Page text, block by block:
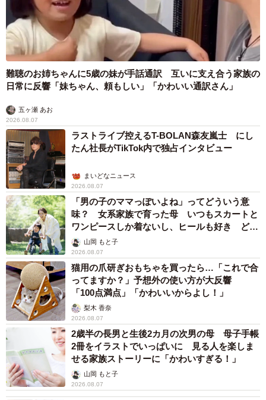
難聴のお姉ちゃんに5歳の妹が手話通訳 互いに支え合う家族の
日常に反響「妹ちゃん、頼もしい」「かわいい通訳さん」
五ヶ瀬 あお
2026.08.07
ラストライブ控えるT-BOLAN森友嵐士 にし
たん社長がTikTok内で独占インタビュー
まいどなニュース
2026.08.07
「男の子のママっぽいよね」ってどういう意
味？ 女系家族で育った母 いつもスカートと
ワンピースしか着ないし、ヒールも好き どの
へんが…
山岡 もと子
2026.08.07
猫用の爪研ぎおもちゃを買ったら…「これで合
ってますか？」予想外の使い方が大反響
「100点満点」「かわいいからよし！」
梨木 香奈
2026.08.07
2歳半の長男と生後2カ月の次男の母 母子手帳
2冊をイラストでいっぱいに 見る人を楽しま
せる家族ストーリーに「かわいすぎる！」
山岡 もと子
2026.08.07